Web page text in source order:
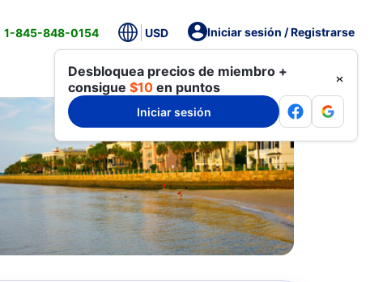
1-845-848-0154 USD Iniciar sesión / Registrarse